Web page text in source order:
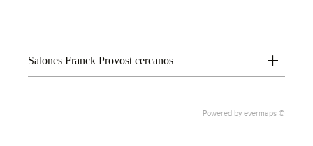
Salones Franck Provost cercanos
Powered by evermaps ©